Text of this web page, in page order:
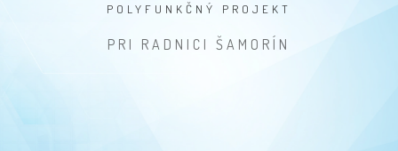
POLYFUNKČNÝ PROJEKT
PRI RADNICI ŠAMORÍN